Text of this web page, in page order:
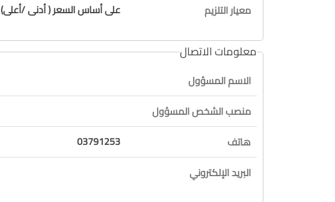
معيار التلزيم
على أساس السعر ( أدنى /أعلى)
معلومات الاتصال
الاسم المسؤول
منصب الشخص المسؤول
هاتف
03791253
البريد الإلكتروني